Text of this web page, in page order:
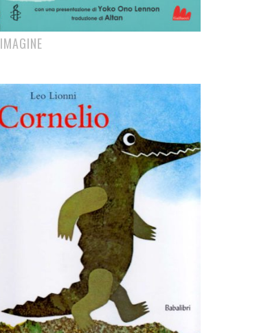
IMAGINE